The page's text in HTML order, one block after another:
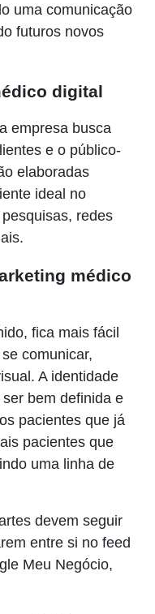
uma comunicação
futuros novos
digital
empresa busca
e o público-
elaboradas
ideal no
redes
médico
fica mais fácil
comunicar,
A identidade
bem definida e
pacientes que já
pacientes que
uma linha de
devem seguir
entre si no feed
Meu Negócio,